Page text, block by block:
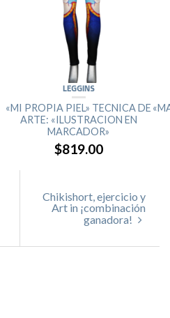
LEGGINS
«MI PROPIA PIEL» TECNICA DE
ARTE: «ILUSTRACION EN
MARCADOR»
$819.00
Chikishort, ejercicio y
Art in ¡combinación
ganadora!